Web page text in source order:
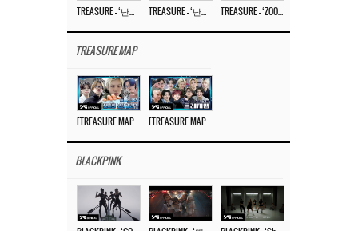
TREASURE MAP
BLACKPINK